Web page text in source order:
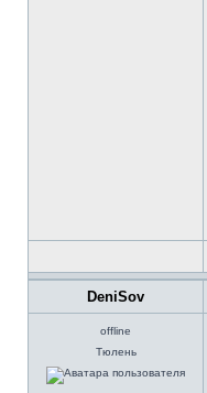
DeniSov
offline
Тюлень